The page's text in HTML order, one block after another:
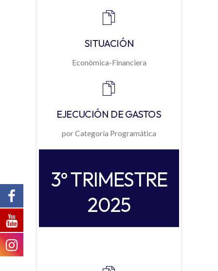
SITUACIÓN
Económica-Financiera
EJECUCIÓN DE GASTOS
por Categoría Programática
3º TRIMESTRE
2025